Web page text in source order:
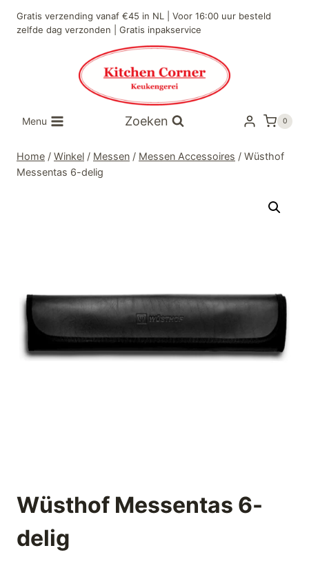
naar
Gratis verzending vanaf €45 in NL | Voor 16:00 uur besteld
zelfde dag verzonden | Gratis inpakservice
Menu Zoeken 0
Home / Winkel / Messen / Messen Accessoires / Wüsthof
Messentas 6-delig
Wüsthof Messentas 6-
delig